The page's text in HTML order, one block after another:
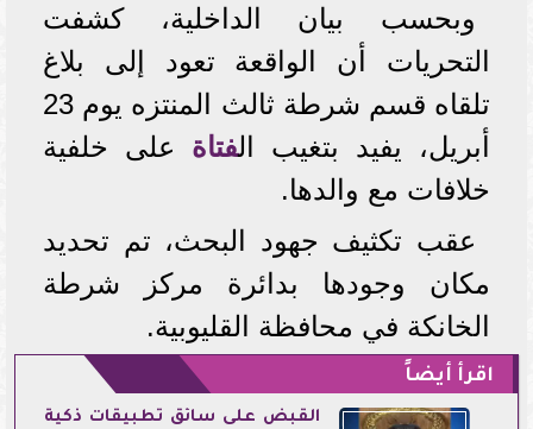
وبحسب بيان الداخلية، كشفت
التحريات أن الواقعة تعود إلى بلاغ
تلقاه قسم شرطة ثالث المنتزه يوم 23
أبريل، يفيد بتغيب الفتاة على خلفية
خلافات مع والدها.
عقب تكثيف جهود البحث، تم تحديد
مكان وجودها بدائرة مركز شرطة
الخانكة في محافظة القليوبية.
اقرأ أيضاً
القبض على سائق تطبيقات ذكية